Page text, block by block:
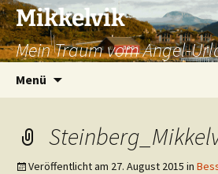
Mikkelvik
Mein Traum vom Angel-
Menü
Veröffentlicht am 27. August 2015 in